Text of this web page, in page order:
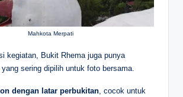
Mahkota Merpati
kegiatan, Bukit Rhema juga punya
yang sering dipilih untuk foto bersama.
dengan latar perbukitan, cocok untuk